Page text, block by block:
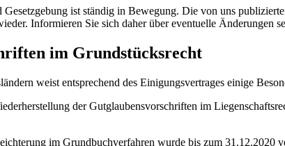
ist ständig in Bewegung. Die von uns
Informieren Sie sich daher über eventuelle Änderungen
im Grundstücksrecht
weist entsprechend des Einigungsvertrages einige
der Gutglaubensvorschriften im
im Grundbuchverfahren wurde bis zum 31.12.2020